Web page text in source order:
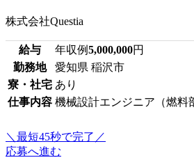
株式会社Questia
給与 年収例5,000,000円
勤務地
愛知県 稲沢市
寮・社宅 あり
仕事内容 機械設計エンジニア（燃料
＼最短45秒で完了／
応募へ進む